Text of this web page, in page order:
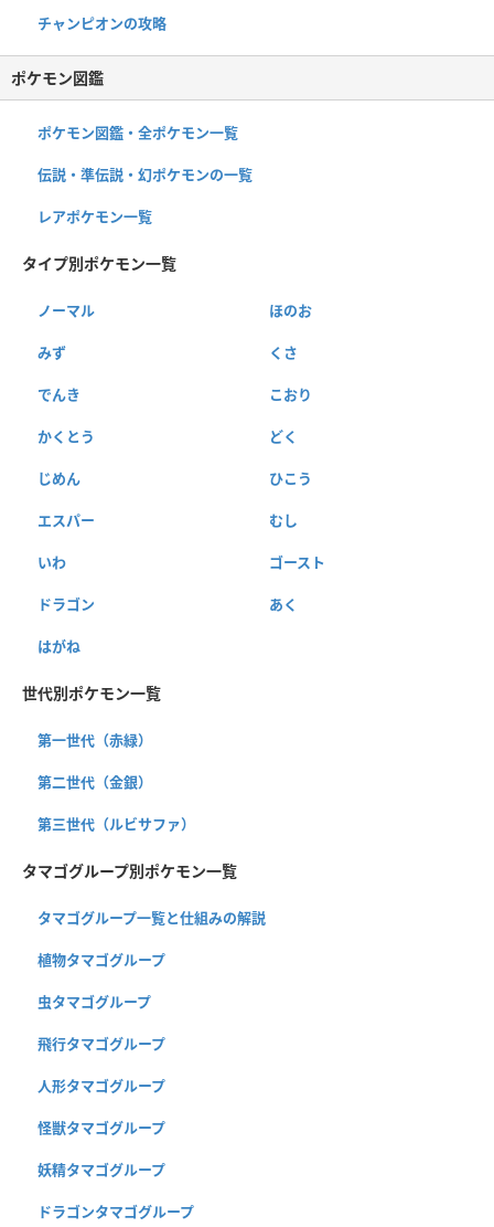
チャンピオンの攻略
ポケモン図鑑
ポケモン図鑑・全ポケモン一覧
伝説・準伝説・幻ポケモンの一覧
レアポケモン一覧
タイプ別ポケモン一覧
ノーマル ほのお
みず くさ
でんき こおり
かくとう どく
じめん ひこう
エスパー むし
いわ ゴースト
ドラゴン あく
はがね
世代別ポケモン一覧
第一世代（赤緑）
第二世代（金銀）
第三世代（ルビサファ）
タマゴグループ別ポケモン一覧
タマゴグループ一覧と仕組みの解説
植物タマゴグループ
虫タマゴグループ
飛行タマゴグループ
人形タマゴグループ
怪獣タマゴグループ
妖精タマゴグループ
ドラゴンタマゴグループ